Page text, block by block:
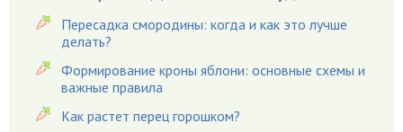
Вредители
Гардения
Гацания
Гвоздики
Георгины
Пересадка смородины: когда и как это лучше
делать?
Формирование кроны яблони: основные схемы и
важные правила
Как растет перец горошком?